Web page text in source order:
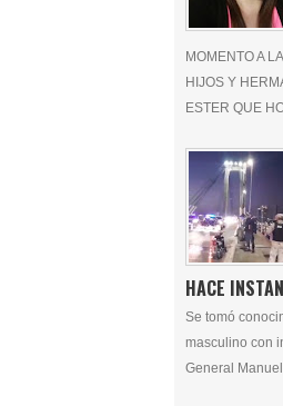
MOMENTO A
HIJOS Y
ESTER QUE
HACE
Se tomó
masculino con
General